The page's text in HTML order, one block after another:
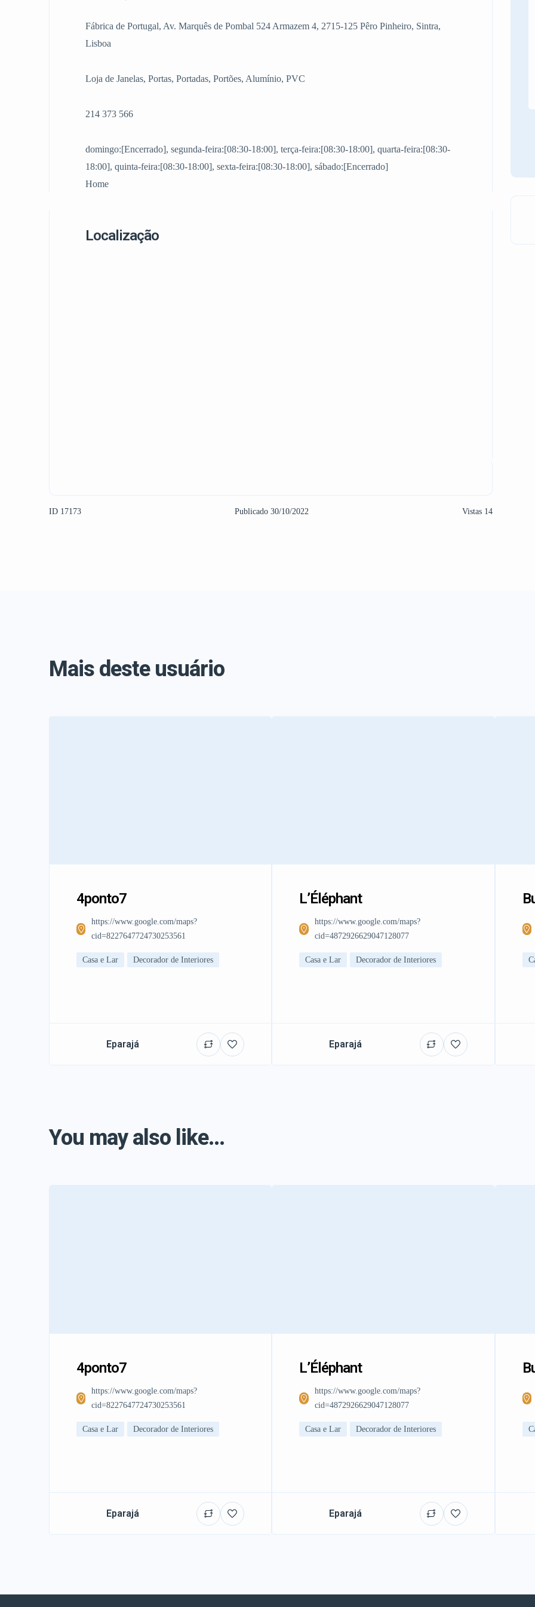
Fábrica de Portugal, Av. Marquês de Pombal 524 Armazem 4, 2715-125 Pêro Pinheiro, Sintra,
Lisboa
Loja de Janelas, Portas, Portadas, Portões, Alumínio, PVC
214 373 566
domingo:[Encerrado], segunda-feira:[08:30-18:00], terça-feira:[08:30-18:00], quarta-feira:[08:30-
18:00], quinta-feira:[08:30-18:00], sexta-feira:[08:30-18:00], sábado:[Encerrado]
Home
Localização
ID 17173 Publicado 30/10/2022 Vistas 14
Mais deste usuário
4ponto7
https://www.google.com/maps?
cid=8227647724730253561
Casa e Lar Decorador de Interiores
Eparajá
L’Éléphant
https://www.google.com/maps?
cid=4872926629047128077
Casa e Lar Decorador de Interiores
Eparajá
You may also like...
4ponto7
https://www.google.com/maps?
cid=8227647724730253561
Casa e Lar Decorador de Interiores
Eparajá
L’Éléphant
https://www.google.com/maps?
cid=4872926629047128077
Casa e Lar Decorador de Interiores
Eparajá